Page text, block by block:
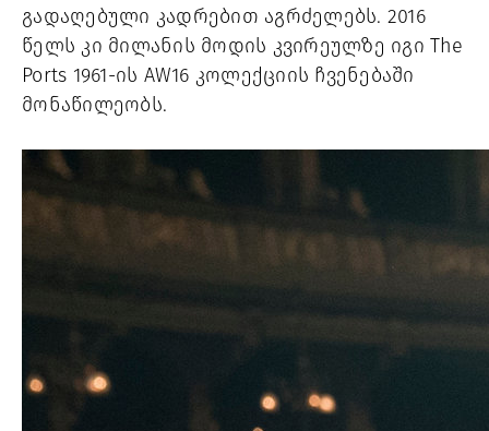
გადაღებული კადრებით აგრძელებს. 2016
წელს კი მილანის მოდის კვირეულზე იგი The
Ports 1961-ის AW16 კოლექციის ჩვენებაში
მონაწილეობს.